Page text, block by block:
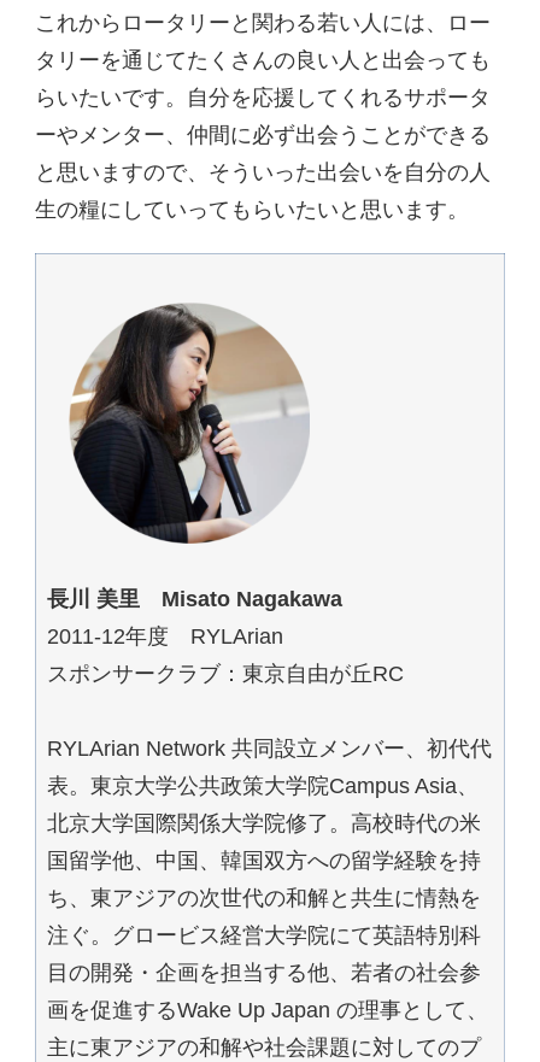
これからロータリーと関わる若い人には、ロー
タリーを通じてたくさんの良い人と出会っても
らいたいです。自分を応援してくれるサポータ
ーやメンター、仲間に必ず出会うことができる
と思いますので、そういった出会いを自分の人
生の糧にしていってもらいたいと思います。
長川 美里 Misato Nagakawa
2011-12年度 RYLArian
スポンサークラブ：東京自由が丘RC
RYLArian Network 共同設立メンバー、初代代
表。東京大学公共政策大学院Campus Asia、
北京大学国際関係大学院修了。高校時代の米
国留学他、中国、韓国双方への留学経験を持
ち、東アジアの次世代の和解と共生に情熱を
注ぐ。グロービス経営大学院にて英語特別科
目の開発・企画を担当する他、若者の社会参
画を促進するWake Up Japan の理事として、
主に東アジアの和解や社会課題に対してのプ